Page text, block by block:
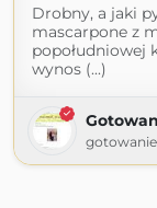
Drobny, a jaki
mascarpone z
popołudniowej
wynos (...)